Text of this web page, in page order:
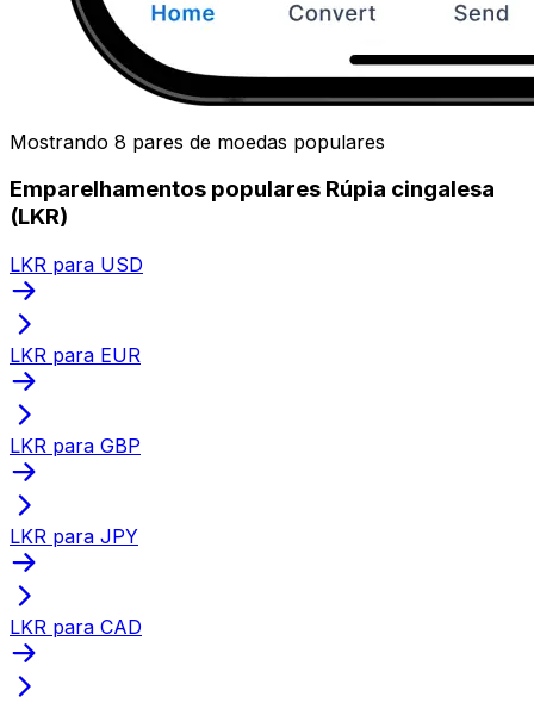
Mostrando 8 pares de moedas populares
Emparelhamentos populares Rúpia cingalesa
(LKR)
LKR para USD
LKR para EUR
LKR para GBP
LKR para JPY
LKR para CAD